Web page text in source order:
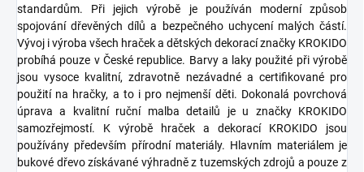
standardům. Při jejich výrobě je používán moderní způsob
spojování dřevěných dílů a bezpečného uchycení malých částí.
Vývoj i výroba všech hraček a dětských dekorací značky KROKIDO
probíhá pouze v České republice. Barvy a laky použité při výrobě
jsou vysoce kvalitní, zdravotně nezávadné a certifikované pro
použití na hračky, a to i pro nejmenší děti. Dokonalá povrchová
úprava a kvalitní ruční malba detailů je u značky KROKIDO
samozřejmostí. K výrobě hraček a dekorací KROKIDO jsou
používány především přírodní materiály. Hlavním materiálem je
bukové dřevo získávané výhradně z tuzemských zdrojů a pouze z